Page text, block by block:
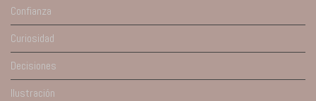
Confianza
Curiosidad
Decisiones
Ilustración